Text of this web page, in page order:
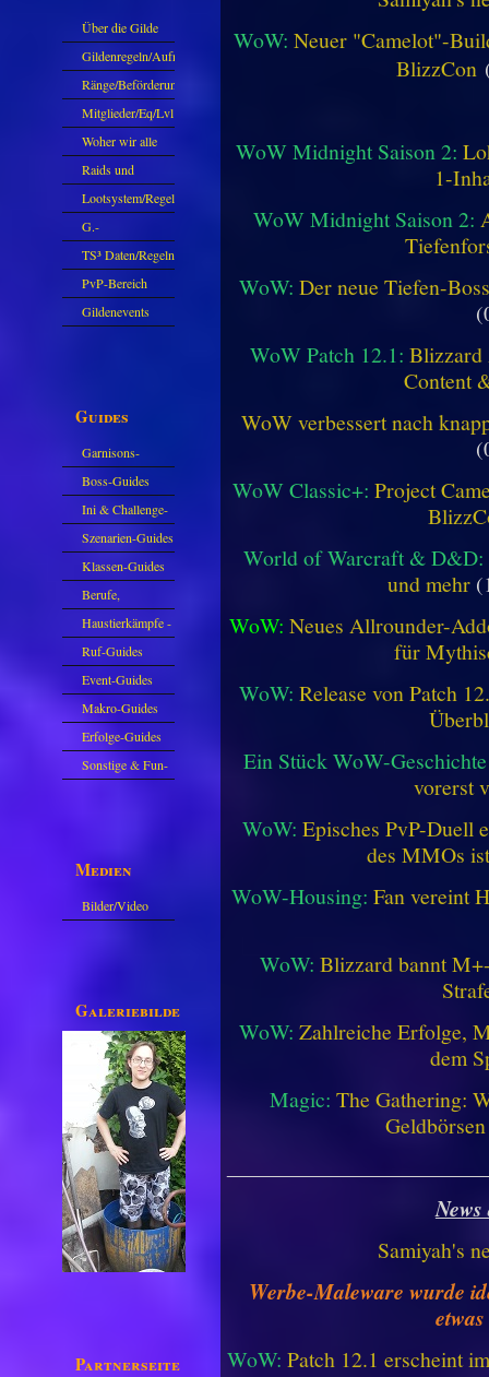
Über die Gilde
(DAW)
Gildenregeln/Aufnahme
Ränge/Beförderungen
Mitglieder/Eq/Lvl
Woher wir alle
kommen.
Raids und
Zubehör
Lootsystem/Regeln
G.-
Sparkasse/Goldleihen
TS³ Daten/Regeln
PvP-Bereich
Gildenevents
Guides
Garnisons-
Guides
Boss-Guides
Ini & Challenge-
Guides
Szenarien-Guides
Klassen-Guides
Berufe,
Farmkarten und
Haustiere
Haustierkämpfe -
Guide
Ruf-Guides
Event-Guides
Makro-Guides
Erfolge-Guides
Sonstige & Fun-
Medien
Bilder/Video
Galeriebilder
Partnerseiten
WoW: Neuer "Camelot"-
BlizzCon
WoW Midnight Saison 2:
1-
WoW Midnight Saison 2:
WoW: Der neue Tiefen-
WoW Patch 12.1: Blizzard
Content
WoW verbessert nach
WoW Classic+: Project
World of Warcraft & D&D:
und mehr
WoW: Neues Allrounder-
für
WoW: Release von Patch
Ein Stück WoW-
vorerst
WoW: Episches PvP-Duell
des MMOs
WoW-Housing: Fan vereint
WoW: Blizzard bannt
WoW: Zahlreiche Erfolge,
dem
Magic: The Gathering:
Samiyah's
Werbe-Maleware wurde
WoW: Patch 12.1 erscheint